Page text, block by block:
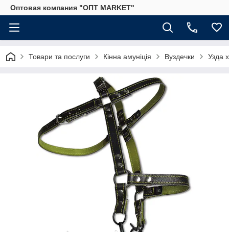
Оптовая компания "ОПТ MARKET"
Товари та послуги Кінна амуніція Вуздечки Узда